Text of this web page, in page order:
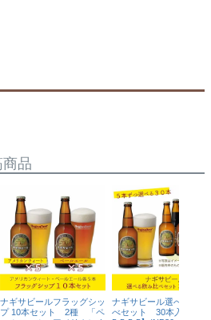
品
ナギサビールフラッグシッ
プ 10本セット 2種 「ペ
ナギサビール選べる飲み
べセット 30本入り【5-